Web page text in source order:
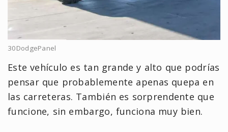
30DodgePanel
Este vehículo es tan grande y alto que podrías
pensar que probablemente apenas quepa en
las carreteras. También es sorprendente que
funcione, sin embargo, funciona muy bien.